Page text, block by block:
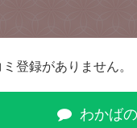
登録がありません。
わかば